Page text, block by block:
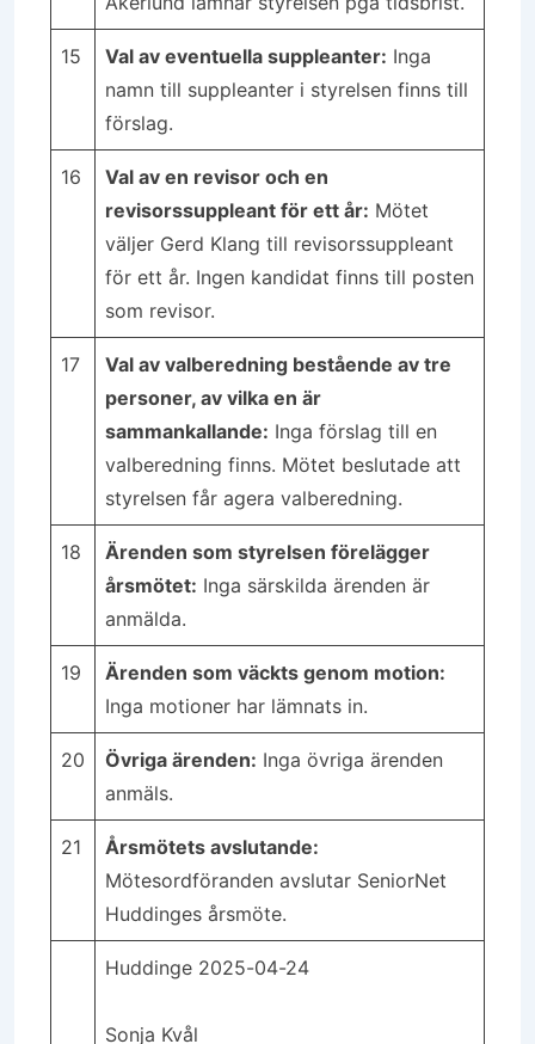
15 Val av eventuella suppleanter: Inga
namn till suppleanter i styrelsen finns till
förslag.
16
Val av en revisor och en
revisorssuppleant för ett år: Mötet
väljer Gerd Klang till revisorssuppleant
för ett år. Ingen kandidat finns till posten
som revisor.
17
Val av valberedning bestående av tre
personer, av vilka en är
sammankallande: Inga förslag till en
valberedning finns. Mötet beslutade att
styrelsen får agera valberedning.
18
Ärenden som styrelsen förelägger
årsmötet: Inga särskilda ärenden är
anmälda.
19
Ärenden som väckts genom motion:
Inga motioner har lämnats in.
20 Övriga ärenden: Inga övriga ärenden
anmäls.
21
Årsmötets avslutande:
Mötesordföranden avslutar SeniorNet
Huddinges årsmöte.
Huddinge 2025-04-24
Sonja Kvål